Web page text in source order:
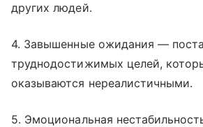
других людей.
4. Завышенные ожидания —
труднодостижимых целей,
оказываются нереалистичными.
5. Эмоциональная